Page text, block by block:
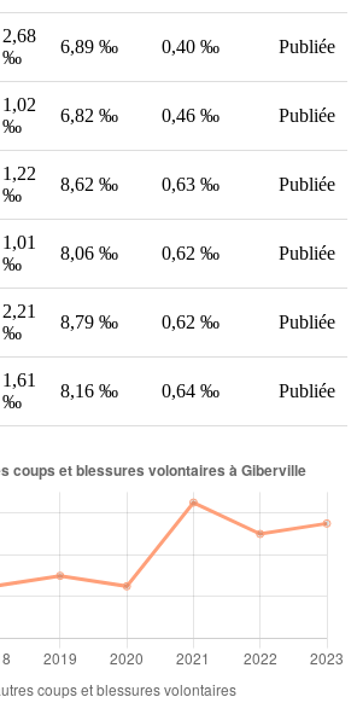
2,68
‰
6,89 ‰ 0,40 ‰ Publiée
1,02
‰
6,82 ‰ 0,46 ‰ Publiée
1,22
‰
8,62 ‰ 0,63 ‰ Publiée
1,01
‰
8,06 ‰ 0,62 ‰ Publiée
2,21
‰
8,79 ‰ 0,62 ‰ Publiée
1,61
‰
8,16 ‰ 0,64 ‰ Publiée